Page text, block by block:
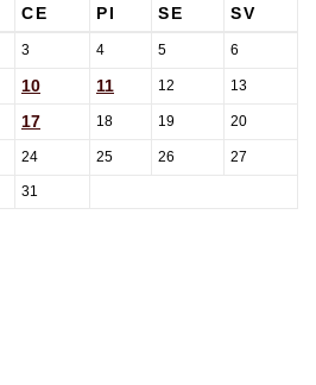
CE PI SE
SV
3 4 5 6
10 11 12 13
17 18 19 20
24 25 26 27
31